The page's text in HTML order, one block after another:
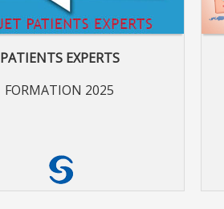
PATIENTS EXPERTS
FORMATION 2025